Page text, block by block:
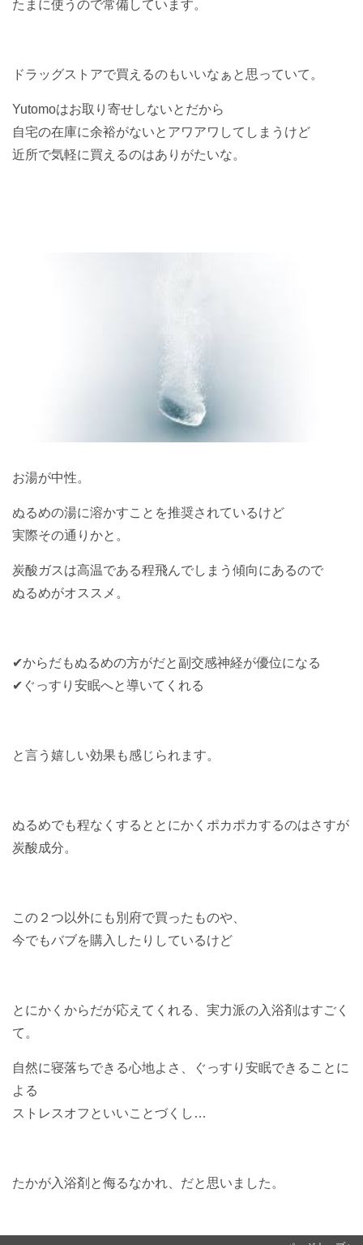
たまに使うので常備しています。
ドラッグストアで買えるのもいいなぁと思っていて。
Yutomoはお取り寄せしないとだから
自宅の在庫に余裕がないとアワアワしてしまうけど
近所で気軽に買えるのはありがたいな。
お湯が中性。
ぬるめの湯に溶かすことを推奨されているけど
実際その通りかと。
炭酸ガスは高温である程飛んでしまう傾向にあるので
ぬるめがオススメ。
✔︎からだもぬるめの方がだと副交感神経が優位になる
✔︎ぐっすり安眠へと導いてくれる
と言う嬉しい効果も感じられます。
ぬるめでも程なくするととにかくポカポカするのはさすが
炭酸成分。
この２つ以外にも別府で買ったものや、
今でもバブを購入したりしているけど
とにかくからだが応えてくれる、実力派の入浴剤はすごく
て。
自然に寝落ちできる心地よさ、ぐっすり安眠できることに
よる
ストレスオフといいことづくし…
たかが入浴剤と侮るなかれ、だと思いました。